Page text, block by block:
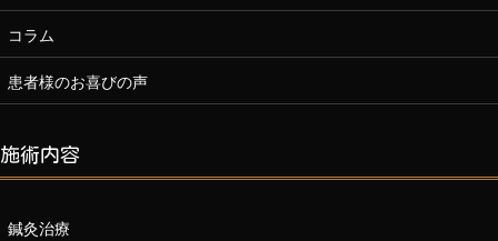
コラム
患者様のお喜びの声
施術内容
鍼灸治療